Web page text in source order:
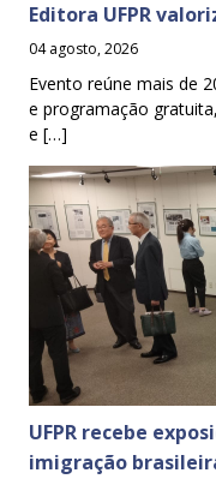
Editora UFPR
04 agosto, 2026
Evento reúne mais de
e programação
e […]
UFPR recebe
imigração